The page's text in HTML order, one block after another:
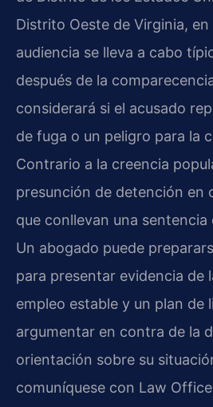
Distrito Oeste de Virginia, en
audiencia se lleva a cabo
después de la
considerará si el acusado
de fuga o un peligro para la
Contrario a la creencia
presunción de detención en
que conllevan una sentencia
Un abogado puede
para presentar evidencia de
empleo estable y un plan de
argumentar en contra de la
orientación sobre su
comuníquese con Law